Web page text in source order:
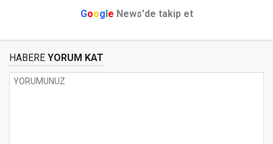
Google News'de takip et
HABERE YORUM KAT